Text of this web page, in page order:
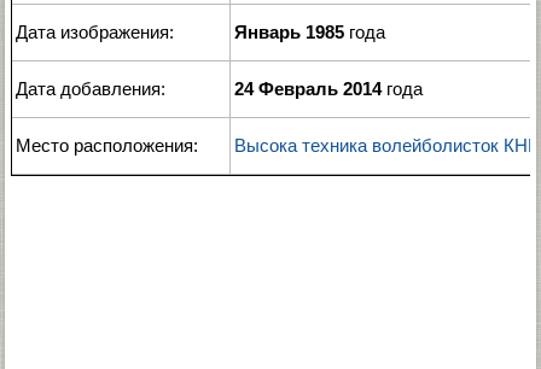
Дата изображения: Январь 1985 года
Дата добавления: 24 Февраль 2014года
Место расположения: Высока техника волейболисток КНР